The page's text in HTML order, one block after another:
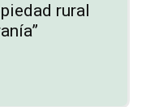
rural